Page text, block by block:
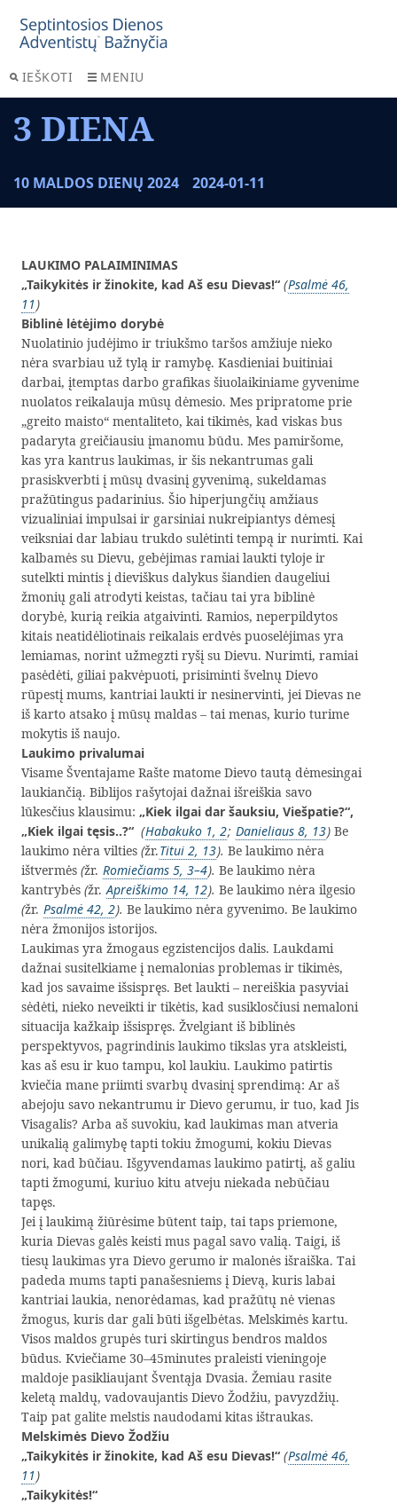
IEŠKOTI MENIU
3 DIENA
10 MALDOS DIENŲ 2024 2024-01-11
LAUKIMO PALAIMINIMAS
„Taikykitės ir žinokite, kad Aš esu Dievas!“ (Psalmė 46,
11)
Biblinė lėtėjimo dorybė
Nuolatinio judėjimo ir triukšmo taršos amžiuje nieko
nėra svarbiau už tylą ir ramybę. Kasdieniai buitiniai
darbai, įtemptas darbo grafikas šiuolaikiniame gyvenime
nuolatos reikalauja mūsų dėmesio. Mes pripratome prie
„greito maisto“ mentaliteto, kai tikimės, kad viskas bus
padaryta greičiausiu įmanomu būdu. Mes pamiršome,
kas yra kantrus laukimas, ir šis nekantrumas gali
prasiskverbti į mūsų dvasinį gyvenimą, sukeldamas
pražūtingus padarinius. Šio hiperjungčių amžiaus
vizualiniai impulsai ir garsiniai nukreipiantys dėmesį
veiksniai dar labiau trukdo sulėtinti tempą ir nurimti. Kai
kalbamės su Dievu, gebėjimas ramiai laukti tyloje ir
sutelkti mintis į dieviškus dalykus šiandien daugeliui
žmonių gali atrodyti keistas, tačiau tai yra biblinė
dorybė, kurią reikia atgaivinti. Ramios, neperpildytos
kitais neatidėliotinais reikalais erdvės puoselėjimas yra
lemiamas, norint užmegzti ryšį su Dievu. Nurimti, ramiai
pasėdėti, giliai pakvėpuoti, prisiminti švelnų Dievo
rūpestį mums, kantriai laukti ir nesinervinti, jei Dievas ne
iš karto atsako į mūsų maldas – tai menas, kurio turime
mokytis iš naujo.
Laukimo privalumai
Visame Šventajame Rašte matome Dievo tautą dėmesingai
laukiančią. Biblijos rašytojai dažnai išreiškia savo
lūkesčius klausimu: „Kiek ilgai dar šauksiu, Viešpatie?“,
„Kiek ilgai tęsis..?“ (Habakuko 1, 2; Danieliaus 8, 13) Be
laukimo nėra vilties (žr.Titui 2, 13). Be laukimo nėra
ištvermės (žr. Romiečiams 5, 3–4). Be laukimo nėra
kantrybės (žr. Apreiškimo 14, 12). Be laukimo nėra ilgesio
(žr. Psalmė 42, 2). Be laukimo nėra gyvenimo. Be laukimo
nėra žmonijos istorijos.
Laukimas yra žmogaus egzistencijos dalis. Laukdami
dažnai susitelkiame į nemalonias problemas ir tikimės,
kad jos savaime išsispręs. Bet laukti – nereiškia pasyviai
sėdėti, nieko neveikti ir tikėtis, kad susiklosčiusi nemaloni
situacija kažkaip išsispręs. Žvelgiant iš biblinės
perspektyvos, pagrindinis laukimo tikslas yra atskleisti,
kas aš esu ir kuo tampu, kol laukiu. Laukimo patirtis
kviečia mane priimti svarbų dvasinį sprendimą: Ar aš
abejoju savo nekantrumu ir Dievo gerumu, ir tuo, kad Jis
Visagalis? Arba aš suvokiu, kad laukimas man atveria
unikalią galimybę tapti tokiu žmogumi, kokiu Dievas
nori, kad būčiau. Išgyvendamas laukimo patirtį, aš galiu
tapti žmogumi, kuriuo kitu atveju niekada nebūčiau
tapęs.
Jei į laukimą žiūrėsime būtent taip, tai taps priemone,
kuria Dievas galės keisti mus pagal savo valią. Taigi, iš
tiesų laukimas yra Dievo gerumo ir malonės išraiška. Tai
padeda mums tapti panašesniems į Dievą, kuris labai
kantriai laukia, nenorėdamas, kad pražūtų nė vienas
žmogus, kuris dar gali būti išgelbėtas. Melskimės kartu.
Visos maldos grupės turi skirtingus bendros maldos
būdus. Kviečiame 30–45minutes praleisti vieningoje
maldoje pasikliaujant Šventąja Dvasia. Žemiau rasite
keletą maldų, vadovaujantis Dievo Žodžiu, pavyzdžių.
Taip pat galite melstis naudodami kitas ištraukas.
Melskimės Dievo Žodžiu
„Taikykitės ir žinokite, kad Aš esu Dievas!“ (Psalmė 46,
11)
„Taikykitės!“